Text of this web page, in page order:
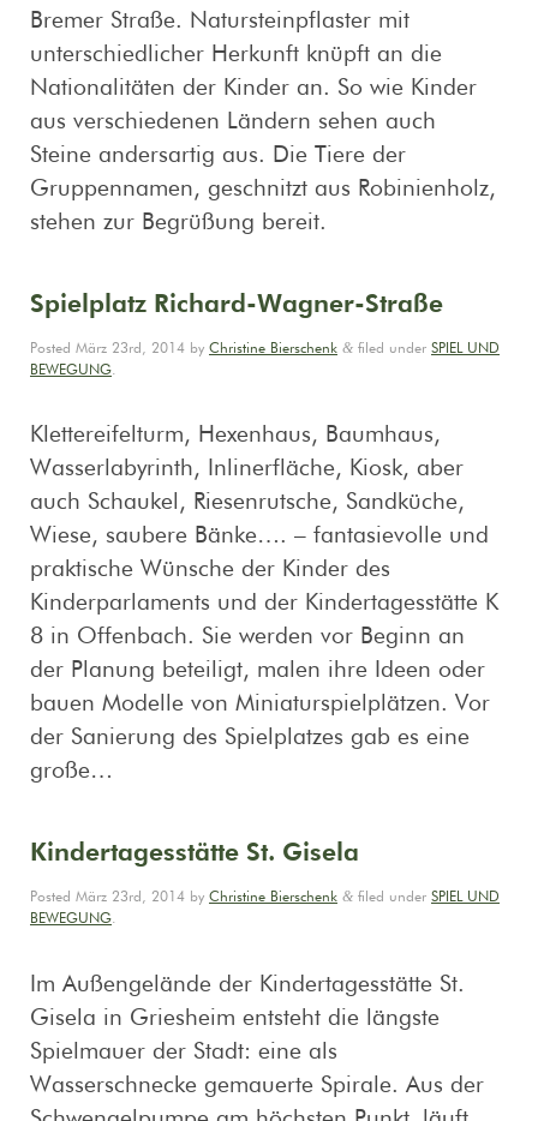
Bremer Straße. Natursteinpflaster mit
unterschiedlicher Herkunft knüpft an die
Nationalitäten der Kinder an. So wie Kinder
aus verschiedenen Ländern sehen auch
Steine andersartig aus. Die Tiere der
Gruppennamen, geschnitzt aus Robinienholz,
stehen zur Begrüßung bereit.
Spielplatz Richard-Wagner-Straße
Posted März 23rd, 2014 by Christine Bierschenk & filed under SPIEL UND
BEWEGUNG.
Klettereifelturm, Hexenhaus, Baumhaus,
Wasserlabyrinth, Inlinerfläche, Kiosk, aber
auch Schaukel, Riesenrutsche, Sandküche,
Wiese, saubere Bänke…. – fantasievolle und
praktische Wünsche der Kinder des
Kinderparlaments und der Kindertagesstätte K
8 in Offenbach. Sie werden vor Beginn an
der Planung beteiligt, malen ihre Ideen oder
bauen Modelle von Miniaturspielplätzen. Vor
der Sanierung des Spielplatzes gab es eine
große…
Kindertagesstätte St. Gisela
Posted März 23rd, 2014 by Christine Bierschenk & filed under SPIEL UND
BEWEGUNG.
Im Außengelände der Kindertagesstätte St.
Gisela in Griesheim entsteht die längste
Spielmauer der Stadt: eine als
Wasserschnecke gemauerte Spirale. Aus der